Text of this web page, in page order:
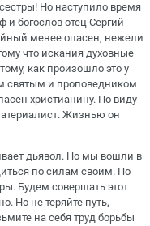
Но наступило время
богослов отец Сергий
менее опасен, нежели
что искания духовные
как произошло это у
святым и проповедником
христианину. По виду
Жизнью он
дьявол. Но мы вошли в
по силам своим. По
Будем совершать этот
Но не теряйте путь,
на себя труд борьбы